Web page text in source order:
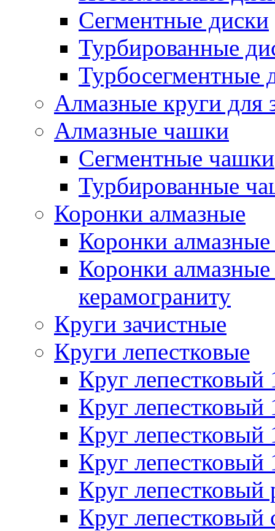
Сегментные диски
Турбированные
Турбосегментные
Алмазные круги для
Алмазные чашки
Сегментные чашки
Турбированные
Коронки алмазные
Коронки
Коронки
керамограниту
Круги зачистные
Круги лепестковые
Круг
Круг
Круг
Круг
Круг лепестковый
Круг лепестковый